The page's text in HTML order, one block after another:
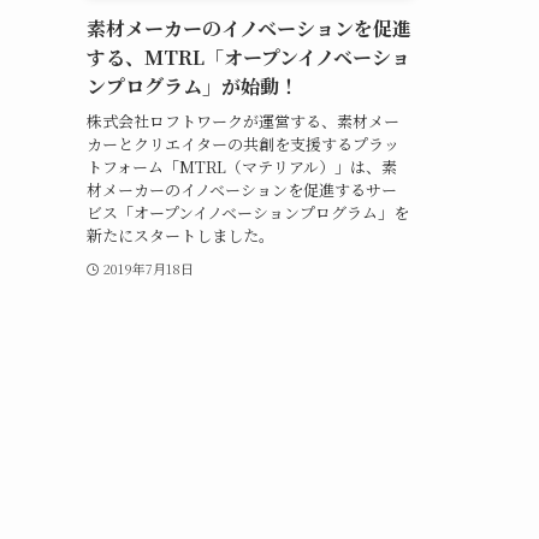
素材メーカーのイノベーションを促進
する、MTRL「オープンイノベーショ
ンプログラム」が始動！
株式会社ロフトワークが運営する、素材メー
カーとクリエイターの共創を支援するプラッ
トフォーム「MTRL（マテリアル）」は、素
材メーカーのイノベーションを促進するサー
ビス「オープンイノベーションプログラム」を
新たにスタートしました。
2019年7月18日